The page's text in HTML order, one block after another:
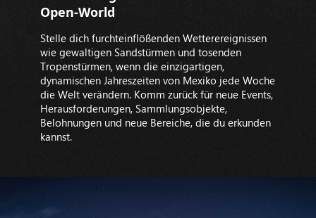
Open-World
Stelle dich furchteinflößenden Wetterereignissen
wie gewaltigen Sandstürmen und tosenden
Tropenstürmen, wenn die einzigartigen,
dynamischen Jahreszeiten von Mexiko jede Woche
die Welt verändern. Komm zurück für neue Events,
Herausforderungen, Sammlungsobjekte,
Belohnungen und neue Bereiche, die du erkunden
kannst.